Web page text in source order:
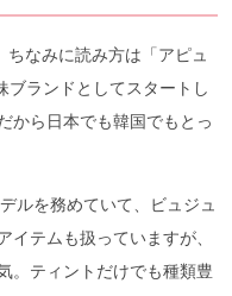
ちなみに読み方は「アピュ
ブランドとしてスタートし
から日本でも韓国でもとっ
ルを務めていて、ビュジュ
テムも扱っていますが、
。ティントだけでも種類豊